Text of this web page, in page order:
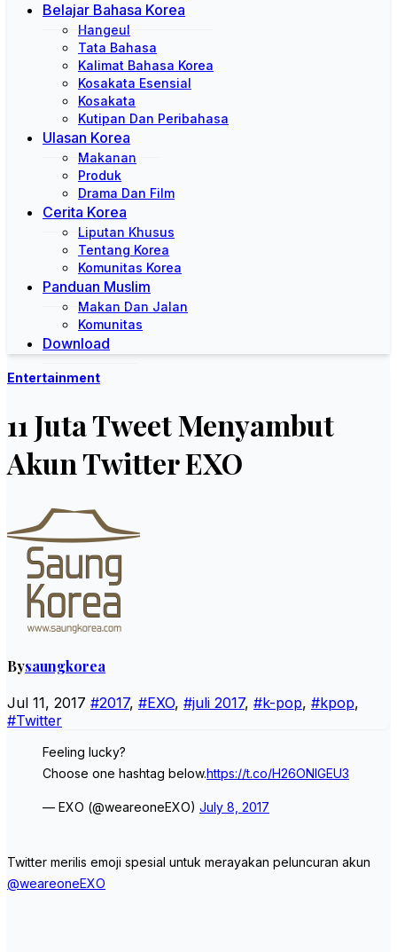
Belajar Bahasa Korea
Hangeul
Tata Bahasa
Kalimat Bahasa Korea
Kosakata Esensial
Kosakata
Kutipan Dan Peribahasa
Ulasan Korea
Makanan
Produk
Drama Dan Film
Cerita Korea
Liputan Khusus
Tentang Korea
Komunitas Korea
Panduan Muslim
Makan Dan Jalan
Komunitas
Download
Entertainment
11 Juta Tweet Menyambut
Akun Twitter EXO
Bysaungkorea
Jul 11, 2017 #2017, #EXO, #juli 2017, #k-pop, #kpop,
#Twitter
Feeling lucky?
Choose one hashtag below.https://t.co/H26ONIGEU3
— EXO (@weareoneEXO) July 8, 2017
Twitter merilis emoji spesial untuk merayakan peluncuran akun
@weareoneEXO